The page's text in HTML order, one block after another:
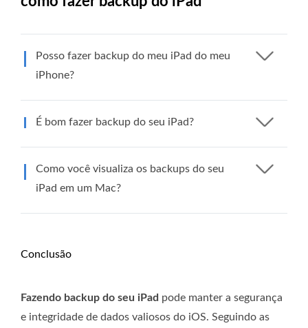
Posso fazer backup do meu iPad do meu
iPhone?
É bom fazer backup do seu iPad?
Como você visualiza os backups do seu
iPad em um Mac?
Conclusão
Fazendo backup do seu iPad pode manter a segurança
e integridade de dados valiosos do iOS. Seguindo as